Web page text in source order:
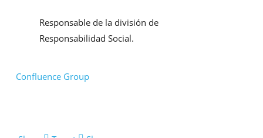
Responsable de la división de
Responsabilidad Social.
Confluence Group